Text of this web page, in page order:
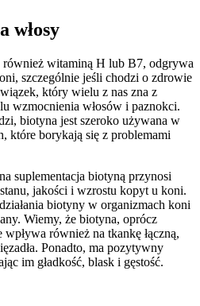
włosy
witaminą H lub B7, odgrywa
szczególnie jeśli chodzi o zdrowie
który wielu z nas zna z
wzmocnienia włosów i paznokci.
biotyna jest szeroko używana w
które borykają się z problemami
suplementacja biotyną przynosi
jakości i wzrostu kopyt u koni.
biotyny w organizmach koni
Wiemy, że biotyna, oprócz
również na tkankę łączną,
Ponadto, ma pozytywny
im gładkość, blask i gęstość.